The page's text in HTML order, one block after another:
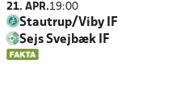
21. APR.19:00
Stautrup/Viby IF
Sejs Svejbæk IF